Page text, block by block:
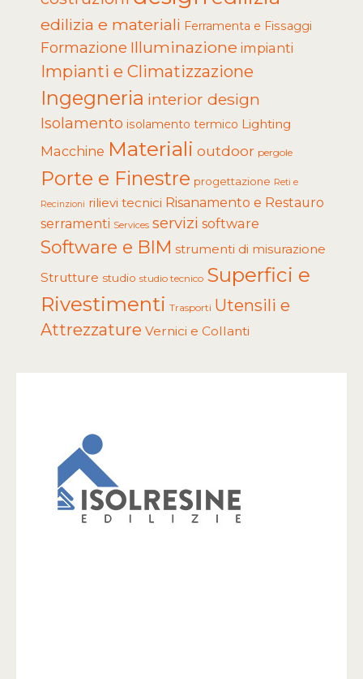
edilizia e materiali Ferramenta e Fissaggi
Formazione Illuminazione impianti
Impianti e Climatizzazione
Ingegneria interior design
Isolamento isolamento termico Lighting
Macchine Materiali outdoor pergole
Porte e Finestre progettazione Reti e
Recinzioni rilievi tecnici Risanamento e Restauro
serramenti Services servizi software
Software e BIM strumenti di misurazione
Strutture studio studio tecnico Superfici e
Rivestimenti Trasporti Utensili e
Attrezzature Vernici e Collanti